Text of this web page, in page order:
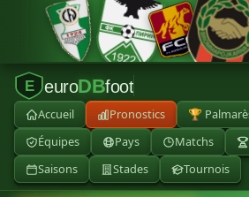
E euroDBfoot
Accueil Pronostics 🏆
Équipes
Pays Matchs
Saisons
Stades Tournois